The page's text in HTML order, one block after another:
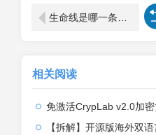
生命线是哪一条（生命线是那一条）
相关阅读
免激活CrypLab v2.0加密货币交易和拍
【拆解】开源版海外双